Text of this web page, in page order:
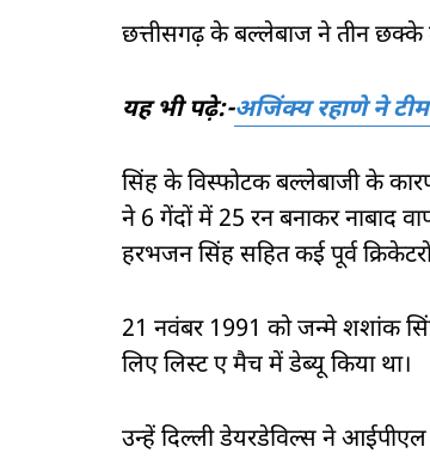
छत्तीसगढ़ के बल्लेबाज ने तीन छक्के
यह भी पढ़े:-अजिंक्य रहाणे ने
सिंह के विस्फोटक बल्लेबाजी के
ने 6 गेंदों में 25 रन बनाकर नाबाद
हरभजन सिंह सहित कई पूर्व
21 नवंबर 1991 को जन्मे शशांक
लिए लिस्ट ए मैच में डेब्यू किया था।
उन्हें दिल्ली डेयरडेविल्स ने